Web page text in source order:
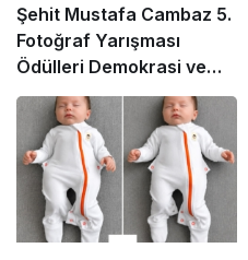
Şehit Mustafa Cambaz 5.
Fotoğraf Yarışması
Ödülleri Demokrasi ve
Özgürlükler Adası’nda
Sahiplerini Buldu